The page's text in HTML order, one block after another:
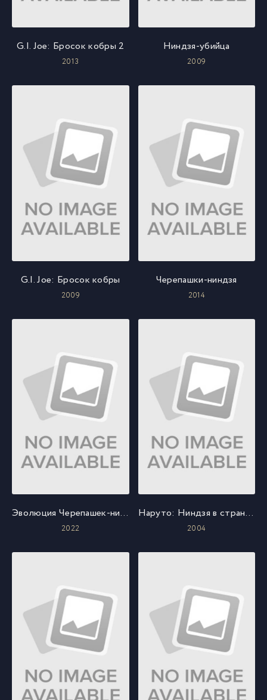
G.I. Joe: Бросок кобры 2
2013
Ниндзя-убийца
2009
G.I. Joe: Бросок кобры
2009
Черепашки-ниндзя
2014
Эволюция Черепашек-ниндзя
2022
Наруто: Ниндзя в стране снега
2004